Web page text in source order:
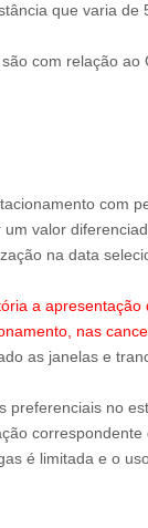
que varia de
com relação ao
com
valor
na data
a
nas
as janelas e
preferenciais no
é limitada e o